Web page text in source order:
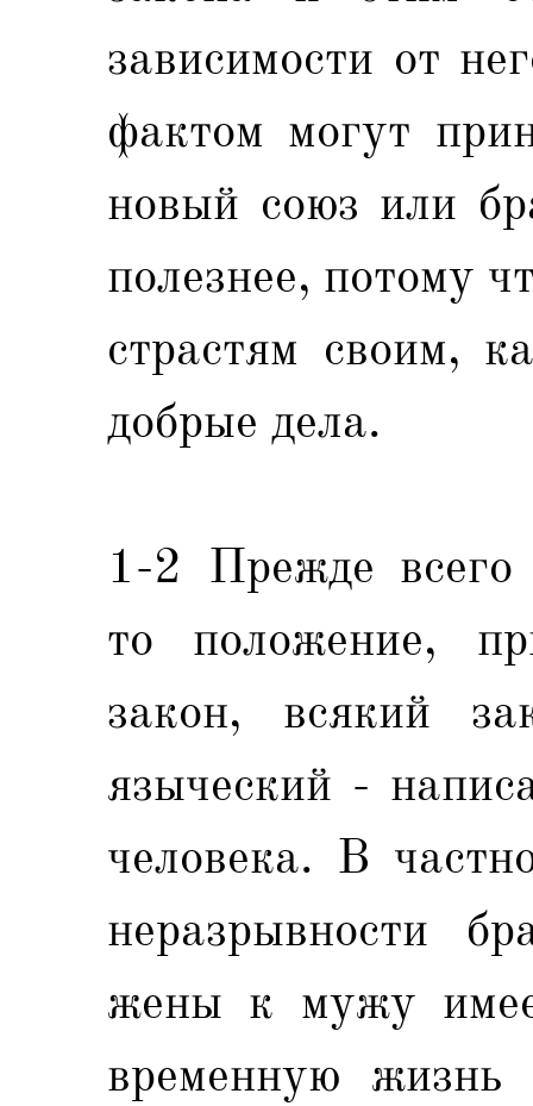
зависимости от
фактом могут
новый союз или
полезнее, потому
страстям своим,
добрые дела.
1-2 Прежде всего
то положение,
закон, всякий
языческий -
человека. В
неразрывности
жены к мужу
временную жизнь